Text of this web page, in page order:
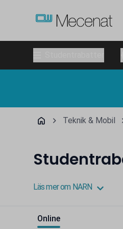
Teknik & Mobil
Läs mer om NARN
Online